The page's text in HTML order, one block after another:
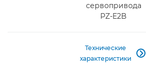
сервопривода
PZ-E2B
Технические
характеристики
